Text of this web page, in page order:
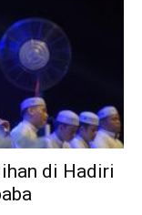
di Hadiri